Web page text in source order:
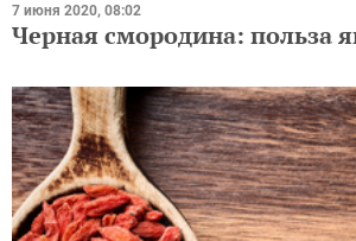
7 июня 2020, 08:02
Черная смородина: польза